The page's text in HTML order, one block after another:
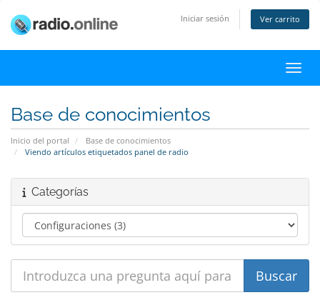
Iniciar sesión Ver carrito
Base de conocimientos
Inicio del portal
Base de conocimientos
Viendo artículos etiquetados panel de radio
Categorías